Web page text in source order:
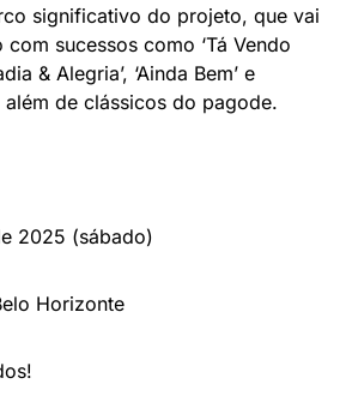
significativo do projeto, que vai
sucessos como ‘Tá Vendo
& Alegria’, ‘Ainda Bem’ e
além de clássicos do pagode.
2025 (sábado)
Horizonte